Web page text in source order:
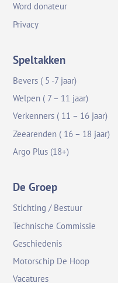
Word donateur
Privacy
Speltakken
Bevers ( 5 -7 jaar)
Welpen ( 7 – 11 jaar)
Verkenners ( 11 – 16 jaar)
Zeearenden ( 16 – 18 jaar)
Argo Plus (18+)
De Groep
Stichting / Bestuur
Technische Commissie
Geschiedenis
Motorschip De Hoop
Vacatures